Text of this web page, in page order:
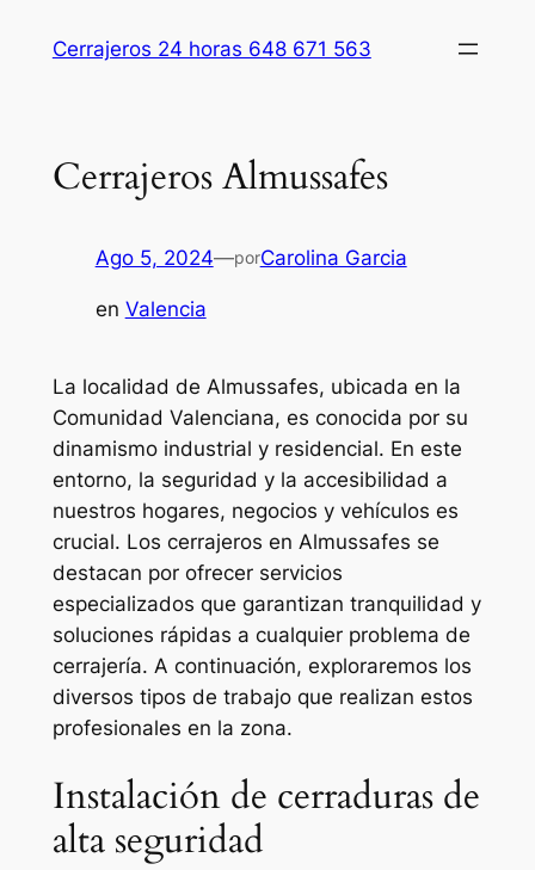
Cerrajeros 24 horas 648 671 563
Cerrajeros Almussafes
Ago 5, 2024—porCarolina Garcia
en Valencia
La localidad de Almussafes, ubicada en la
Comunidad Valenciana, es conocida por su
dinamismo industrial y residencial. En este
entorno, la seguridad y la accesibilidad a
nuestros hogares, negocios y vehículos es
crucial. Los cerrajeros en Almussafes se
destacan por ofrecer servicios
especializados que garantizan tranquilidad y
soluciones rápidas a cualquier problema de
cerrajería. A continuación, exploraremos los
diversos tipos de trabajo que realizan estos
profesionales en la zona.
Instalación de cerraduras de
alta seguridad